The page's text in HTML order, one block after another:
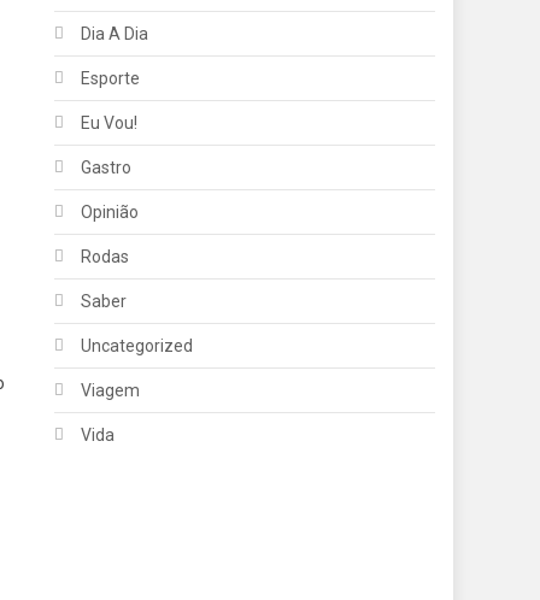
Dia A Dia
Esporte
Eu Vou!
Gastro
Opinião
Rodas
Saber
Uncategorized
Viagem
Vida